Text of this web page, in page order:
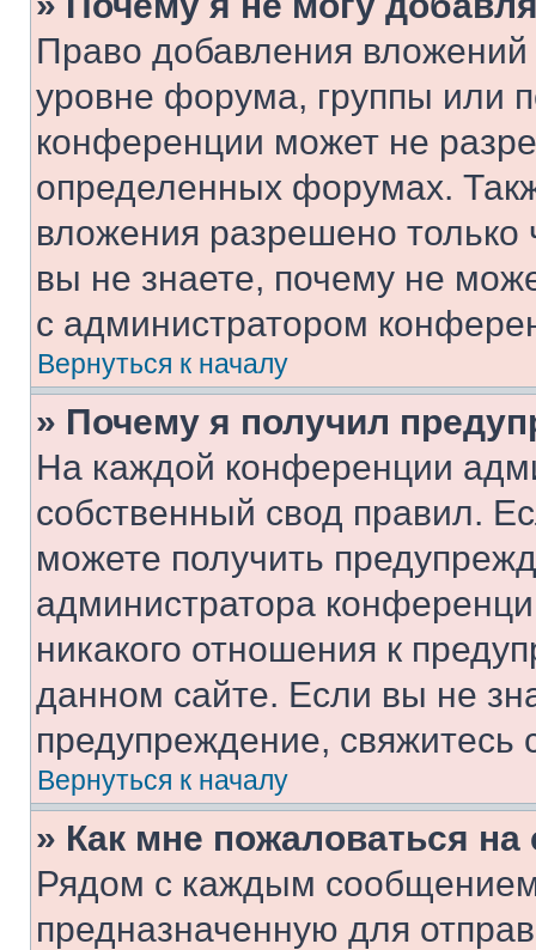
Право добавления
уровне форума, группы или
конференции может не
определенных форумах.
вложения разрешено
вы не знаете, почему не
с администратором
Вернуться к началу
» Почему я получил
На каждой конференции
собственный свод правил.
можете получить
администратора
никакого отношения к
данном сайте. Если вы не
предупреждение,
Вернуться к началу
» Как мне пожаловаться
Рядом с каждым сообщением
предназначенную для